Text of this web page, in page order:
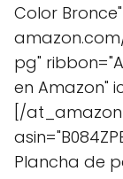
Color
amazon.com/
pg"
en Amazon"
[/
Plancha de